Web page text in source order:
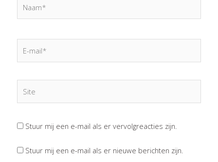
mail*
Stuur mij een e-mail als er vervolgreacties zijn.
Stuur mij een e-mail als er nieuwe berichten zijn.